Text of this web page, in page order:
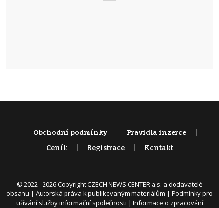
Obchodní podmínky
Pravidla inzerce
Ceník
Registrace Kontakt
© 2022 - 2026 Copyright CZECH NEWS CENTER a.s. a dodavatelé
obsahu | Autorská práva k publikovaným materiálům | Podmínky pro
užívání služby informační společnosti | Informace o zpracování